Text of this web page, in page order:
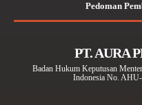
Pedoman
PT. AURA
Badan Hukum Keputusan
Indonesia No.